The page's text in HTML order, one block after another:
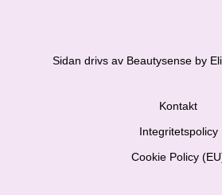
Sidan drivs av Beautysense by
Kontakt
Integritetspolicy
Cookie Policy